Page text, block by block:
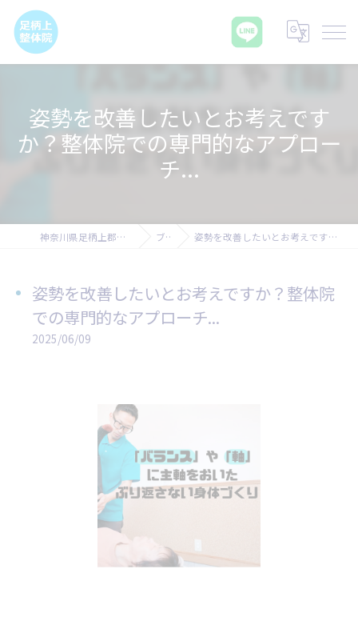
姿勢を改善したいとお考えです
か？整体院での専門的なアプロー
チ...
神奈川県足柄上郡の腰痛なら足柄上整体院 ブログ 姿勢を改善したいとお考えですか？整体院での専門的なアプローチ...
姿勢を改善したいとお考えですか？整体院
での専門的なアプローチ...
2025/06/09